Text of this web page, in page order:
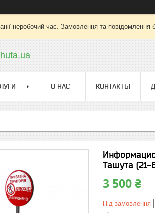
неробочий час. Замовлення та
О НАС КОНТАКТЫ
Ташута (21-
3 500 ₴
Під замовлення